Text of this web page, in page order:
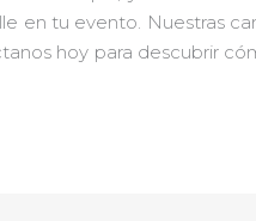
en tu evento. Nuestras
hoy para descubrir